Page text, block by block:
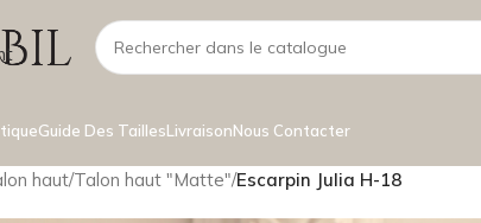
Guide Des TaillesLivraisonNous Contacter
haut/Talon haut "Matte"/Escarpin Julia H-18